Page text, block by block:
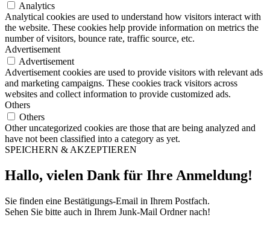
Analytics
Analytical cookies are used to understand how visitors interact with
the website. These cookies help provide information on metrics the
number of visitors, bounce rate, traffic source, etc.
Advertisement
Advertisement
Advertisement cookies are used to provide visitors with relevant ads
and marketing campaigns. These cookies track visitors across
websites and collect information to provide customized ads.
Others
Others
Other uncategorized cookies are those that are being analyzed and
have not been classified into a category as yet.
SPEICHERN & AKZEPTIEREN
Hallo, vielen Dank für Ihre Anmeldung!
Sie finden eine Bestätigungs-Email in Ihrem Postfach.
Sehen Sie bitte auch in Ihrem Junk-Mail Ordner nach!